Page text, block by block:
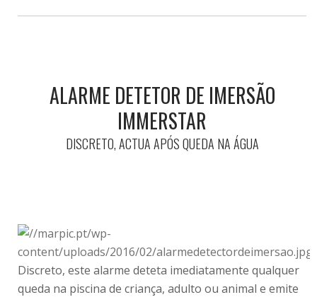
ALARME DETETOR DE IMERSÃO
IMMERSTAR
DISCRETO, ACTUA APÓS QUEDA NA ÁGUA
Discreto, este alarme deteta imediatamente qualquer
queda na piscina de criança, adulto ou animal e emite